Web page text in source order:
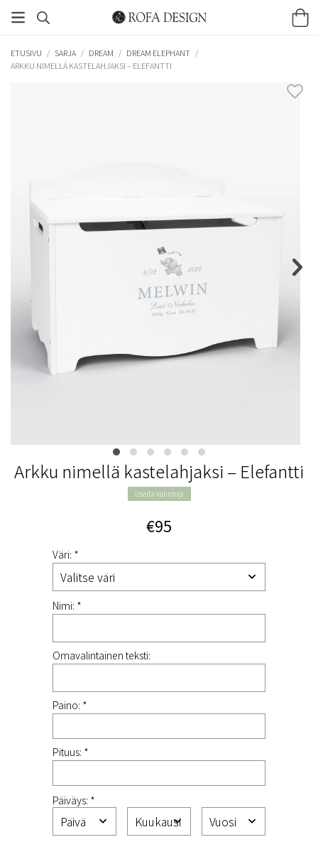
ETUSIVU / SARJA / DREAM / DREAM ELEPHANT /
ARKKU NIMELLÄ KASTELAHJAKSI – ELEFANTTI
Arkku nimellä kastelahjaksi – Elefantti
Useita valintoja
€95
Väri: *
Nimi: *
Omavalintainen teksti:
Paino: *
Pituus: *
Päiväys: *